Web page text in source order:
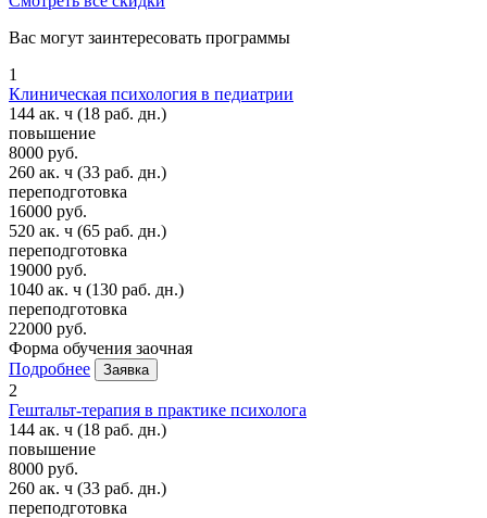
Вас могут заинтересовать программы
1
Клиническая психология в педиатрии
144 ак. ч (18 раб. дн.)
повышение
8000 руб.
260 ак. ч (33 раб. дн.)
переподготовка
16000 руб.
520 ак. ч (65 раб. дн.)
переподготовка
19000 руб.
1040 ак. ч (130 раб. дн.)
переподготовка
22000 руб.
Форма обучения заочная
Подробнее
Заявка
2
Гештальт-терапия в практике психолога
144 ак. ч (18 раб. дн.)
повышение
8000 руб.
260 ак. ч (33 раб. дн.)
переподготовка